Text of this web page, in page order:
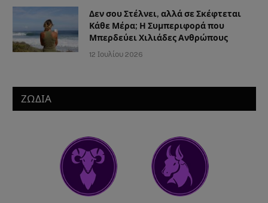
Δεν σου Στέλνει, αλλά σε Σκέφτεται
Κάθε Μέρα; Η Συμπεριφορά που
Μπερδεύει Χιλιάδες Ανθρώπους
12 Ιουλίου 2026
ΖΩΔΙΑ